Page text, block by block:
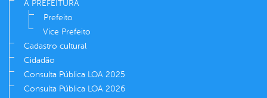
A PREFEITURA
Prefeito
Vice Prefeito
Cadastro cultural
Cidadão
Consulta Pública LOA 2025
Consulta Pública LOA 2026